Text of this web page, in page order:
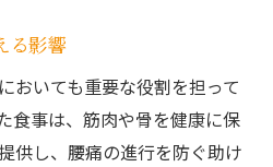
る影響
おいても重要な役割を担って
食事は、筋肉や骨を健康に保
供し、腰痛の進行を防ぐ助け